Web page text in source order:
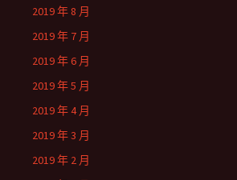
2019 年 8 月
2019 年 7 月
2019 年 6 月
2019 年 5 月
2019 年 4 月
2019 年 3 月
2019 年 2 月